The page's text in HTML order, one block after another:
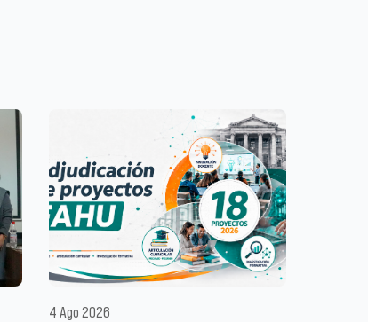
4 Ago 2026